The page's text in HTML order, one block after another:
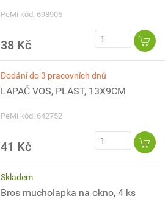
PeMi kód: 698905
38 Kč
Dodání do 3 pracovních dnů
LAPAČ VOS, PLAST, 13X9CM
PeMi kód: 642752
41 Kč
Skladem
Bros mucholapka na okno, 4 ks